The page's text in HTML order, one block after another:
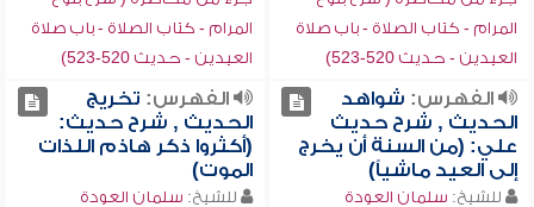
المرام - كتاب الصلاة - باب صلاة
العيدين - حديث 520-523)
المرام - كتاب الصلاة - باب صلاة
العيدين - حديث 520-523)
الفهرس: شواهد
الحديث , شرح حديث
علي: (من السنة أن يخرج
إلى العيد ماشياً)
للشيخ: سلمان العودة
الفهرس: تخريج
الحديث , شرح حديث:
(أكثروا ذكر هاذم اللذات
الموت)
للشيخ: سلمان العودة